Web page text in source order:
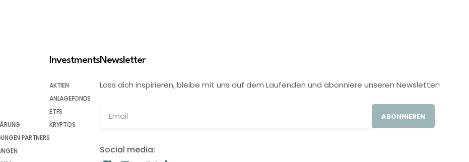
PARTNERS
Investments
AKTIEN
ANLAGEFONDS
ETFS
KRYPTOS
Newsletter
Lass dich inspirieren, bleibe mit uns auf dem Laufenden und abonniere unseren Newsletter!
ABONNIEREN
Social media: